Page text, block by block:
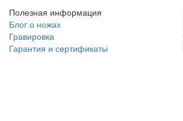
Полезная информация
Блог о ножах
Гравировка
Гарантия и сертификаты